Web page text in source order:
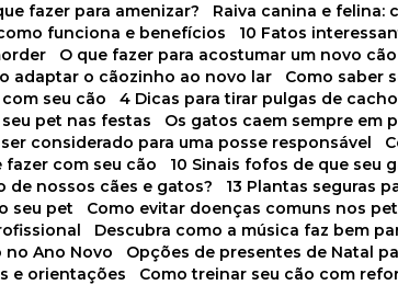
fazer para amenizar?
Raiva canina e
funciona e benefícios
10 Fatos
O que fazer para acostumar um novo
adaptar o cãozinho ao novo lar
Como saber
seu cão
4 Dicas para tirar pulgas de
seu pet nas festas
Os gatos caem sempre em
ser considerado para uma posse responsável
fazer com seu cão
10 Sinais fofos de que seu
de nossos cães e gatos?
13 Plantas seguras
seu pet
Como evitar doenças comuns nos
Descubra como a música faz bem
no Ano Novo
Opções de presentes de Natal
e orientações
Como treinar seu cão com